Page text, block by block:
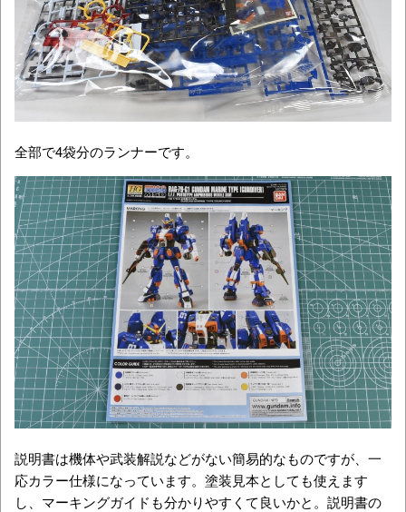
全部で4袋分のランナーです。
説明書は機体や武装解説などがない簡易的なものですが、一
応カラー仕様になっています。塗装見本としても使えます
し、マーキングガイドも分かりやすくて良いかと。説明書の